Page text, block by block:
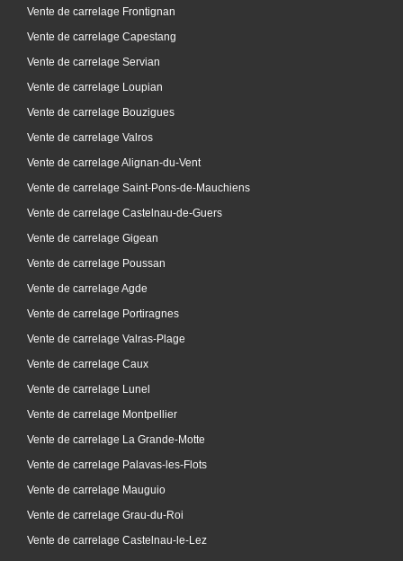
Vente de carrelage Frontignan
Vente de carrelage Capestang
Vente de carrelage Servian
Vente de carrelage Loupian
Vente de carrelage Bouzigues
Vente de carrelage Valros
Vente de carrelage Alignan-du-Vent
Vente de carrelage Saint-Pons-de-Mauchiens
Vente de carrelage Castelnau-de-Guers
Vente de carrelage Gigean
Vente de carrelage Poussan
Vente de carrelage Agde
Vente de carrelage Portiragnes
Vente de carrelage Valras-Plage
Vente de carrelage Caux
Vente de carrelage Lunel
Vente de carrelage Montpellier
Vente de carrelage La Grande-Motte
Vente de carrelage Palavas-les-Flots
Vente de carrelage Mauguio
Vente de carrelage Grau-du-Roi
Vente de carrelage Castelnau-le-Lez